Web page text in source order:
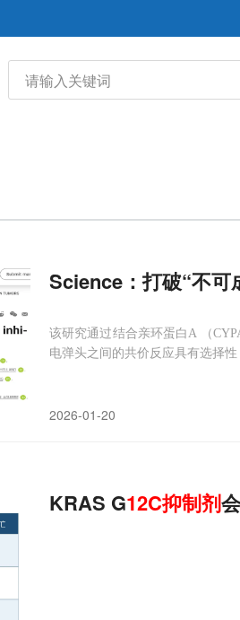
Science：打破“不可
该研究通过结合亲环蛋白A （
电弹头之间的共价反应具有选择
2026-01-20
KRAS G12C抑制剂